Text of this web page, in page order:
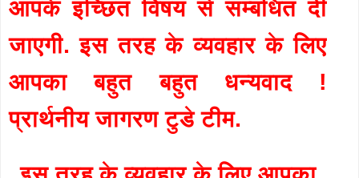
आपके इच्छित विषय से सम्बंधित दी
जाएगी. इस तरह के व्यवहार के लिए
आपका बहुत बहुत धन्यवाद !
प्रार्थनीय जागरण टुडे टीम.